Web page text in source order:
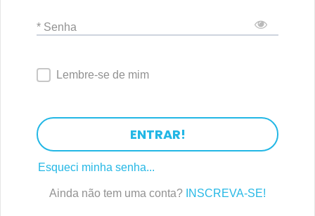
* Senha
Lembre-se de mim
ENTRAR!
Esqueci minha senha...
Ainda não tem uma conta? INSCREVA-SE!